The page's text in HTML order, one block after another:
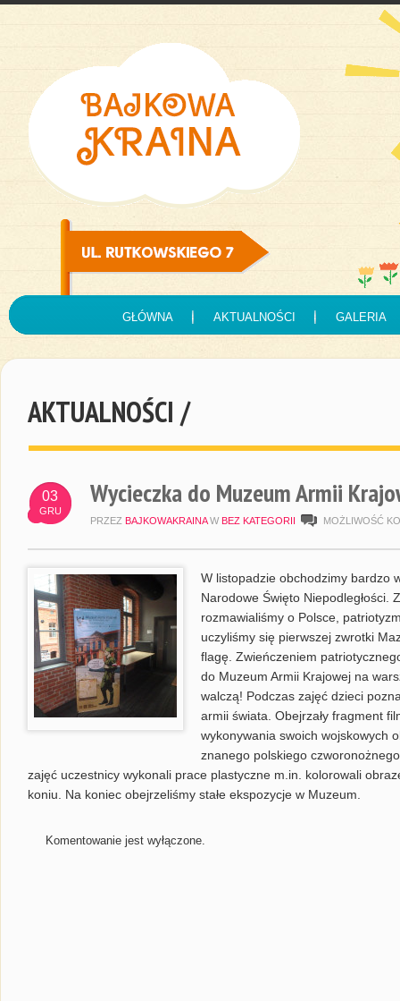
GŁÓWNA AKTUALNOŚCI GALERIA
AKTUALNOŚCI /
03
GRU
Wycieczka do Muzeum Armii
PRZEZ BAJKOWAKRAINA W BEZ KATEGORII MOŻLIWOŚĆ
W listopadzie obchodzimy bardzo
Narodowe Święto Niepodległości.
rozmawialiśmy o Polsce,
uczyliśmy się pierwszej zwrotki
flagę. Zwieńczeniem
do Muzeum Armii Krajowej na
walczą! Podczas zajęć dzieci
armii świata. Obejrzały fragment
wykonywania swoich wojskowych
znanego polskiego
zajęć uczestnicy wykonali prace plastyczne m.in. kolorowali
koniu. Na koniec obejrzeliśmy stałe ekspozycje w Muzeum.
Komentowanie jest wyłączone.